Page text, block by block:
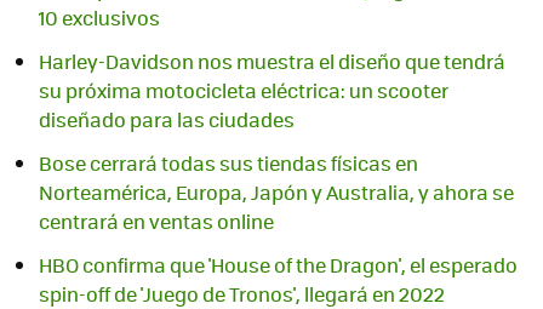
10 exclusivos
Harley-Davidson nos muestra el diseño que tendrá
su próxima motocicleta eléctrica: un scooter
diseñado para las ciudades
Bose cerrará todas sus tiendas físicas en
Norteamérica, Europa, Japón y Australia, y ahora se
centrará en ventas online
HBO confirma que 'House of the Dragon', el esperado
spin-off de 'Juego de Tronos', llegará en 2022